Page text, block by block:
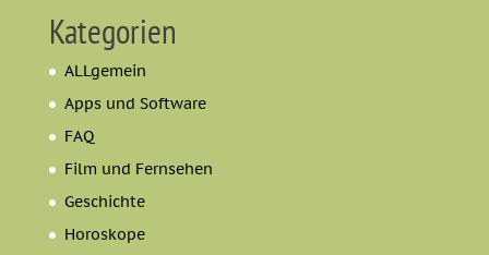
Kategorien
ALLgemein
Apps und Software
FAQ
Film und Fernsehen
Geschichte
Horoskope